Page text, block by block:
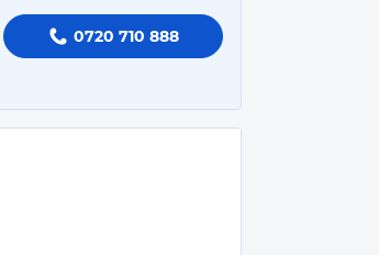
0720 710 888